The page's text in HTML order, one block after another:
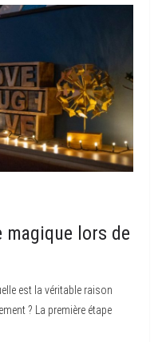
magique lors de
est la véritable raison
? La première étape